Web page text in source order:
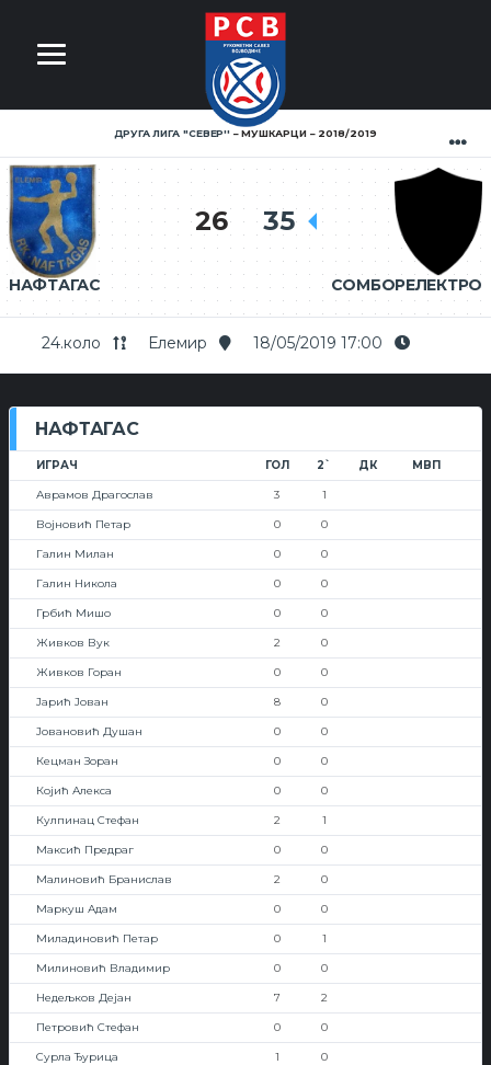
ДРУГА ЛИГА ''СЕВЕР'' МУШКАРЦИ 2018/2019
НАФТАГАС
26
СОМБОРЕЛЕКТРО
35
24.коло Елемир 18/05/2019 17:00
НАФТАГАС
ИГРАЧ ГОЛ 2` ДК МВП
Аврамов Драгослав 3 1
Војновић Петар 0 0
Галин Милан 0 0
Галин Никола 0 0
Грбић Мишо 0 0
Живков Вук 2 0
Живков Горан 0 0
Јарић Јован 8 0
Јовановић Душан 0 0
Кецман Зоран 0 0
Којић Алекса 0 0
Кулпинац Стефан 2 1
Максић Предраг 0 0
Малиновић Бранислав 2 0
Маркуш Адам 0 0
Миладиновић Петар 0 1
Милиновић Владимир 0 0
Недељков Дејан 7 2
Петровић Стефан 0 0
Сурла Ђурица 1 0